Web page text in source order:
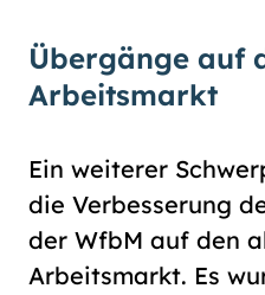
Übergänge auf
Arbeitsmarkt
Ein weiterer
die Verbesserung
der WfbM auf den
Arbeitsmarkt. Es